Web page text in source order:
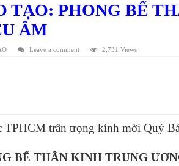
TẠO: PHONG BẾ
ÂM
Leave a comment 2,731 Views
trân trọng kính mời Quý
BẾ THẦN KINH TRUNG